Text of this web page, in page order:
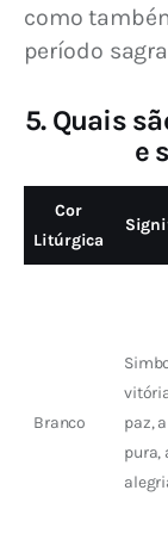
como
período
5. Quais
e
Cor
Litúrgica
Branco
paz,
pura,